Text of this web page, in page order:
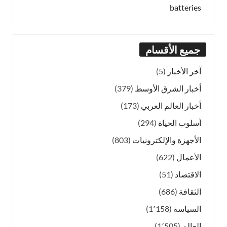
batteries
جميع الأقسام
آخر الأخبار (5)
أخبار الشرق الأوسط (379)
أخبار العالم العربي (173)
أسلوب الحياة (294)
الأجهزة والإلكترونيات (803)
الأعمال (622)
الاقتصاد (51)
الثقافة (686)
السياسة (1٬158)